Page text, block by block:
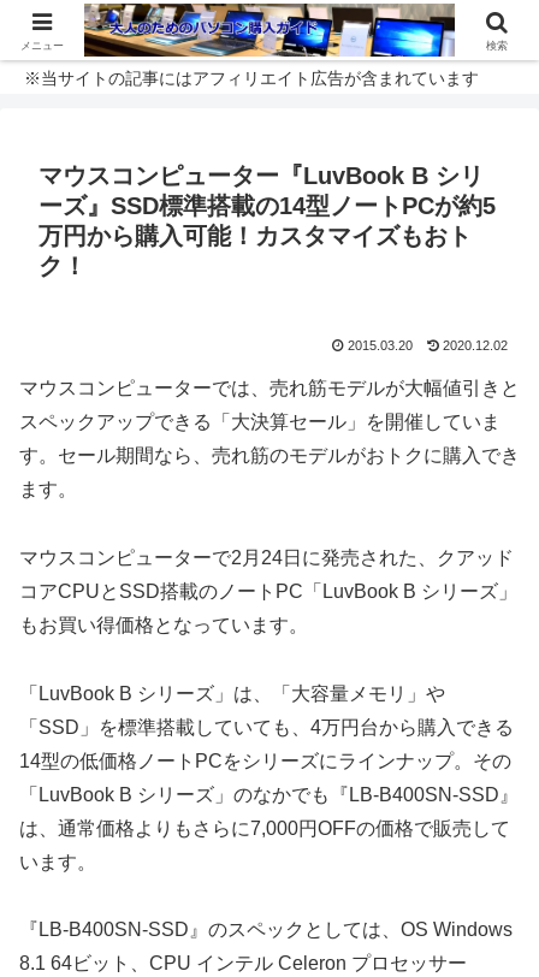
※当サイトの記事にはアフィリエイト広告が含まれています
マウスコンピューター『LuvBook B シリ
ーズ』SSD標準搭載の14型ノートPCが約5
万円から購入可能！カスタマイズもおト
ク！
2015.03.20 2020.12.02
マウスコンピューターでは、売れ筋モデルが大幅値引きと
スペックアップできる「大決算セール」を開催していま
す。セール期間なら、売れ筋のモデルがおトクに購入でき
ます。
マウスコンピューターで2月24日に発売された、クアッド
コアCPUとSSD搭載のノートPC「LuvBook B シリーズ」
もお買い得価格となっています。
「LuvBook B シリーズ」は、「大容量メモリ」や
「SSD」を標準搭載していても、4万円台から購入できる
14型の低価格ノートPCをシリーズにラインナップ。その
「LuvBook B シリーズ」のなかでも『LB-B400SN-SSD』
は、通常価格よりもさらに7,000円OFFの価格で販売して
います。
『LB-B400SN-SSD』のスペックとしては、OS Windows
8.1 64ビット、CPU インテル Celeron プロセッサー
メニュー 検索